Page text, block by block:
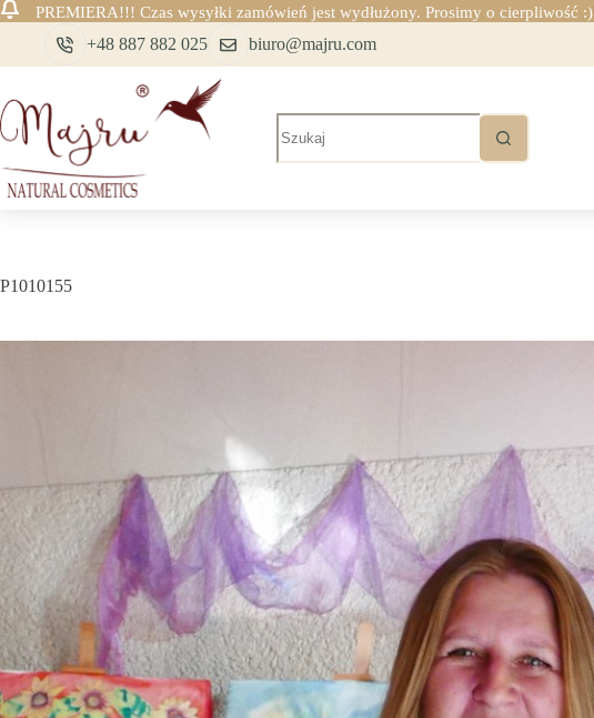
PREMIERA!!! Czas wysyłki zamówień jest wydłużony. Prosimy o cierpliwość :)
treści
+48 887 882 025 biuro@majru.com
Brak
wyników
P1010155